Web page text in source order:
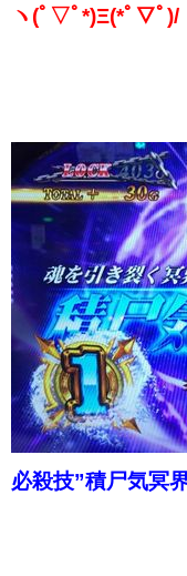
ヽ(ﾟ▽ﾟ*)Ξ(*ﾟ▽ﾟ)/
必殺技”積尸気冥